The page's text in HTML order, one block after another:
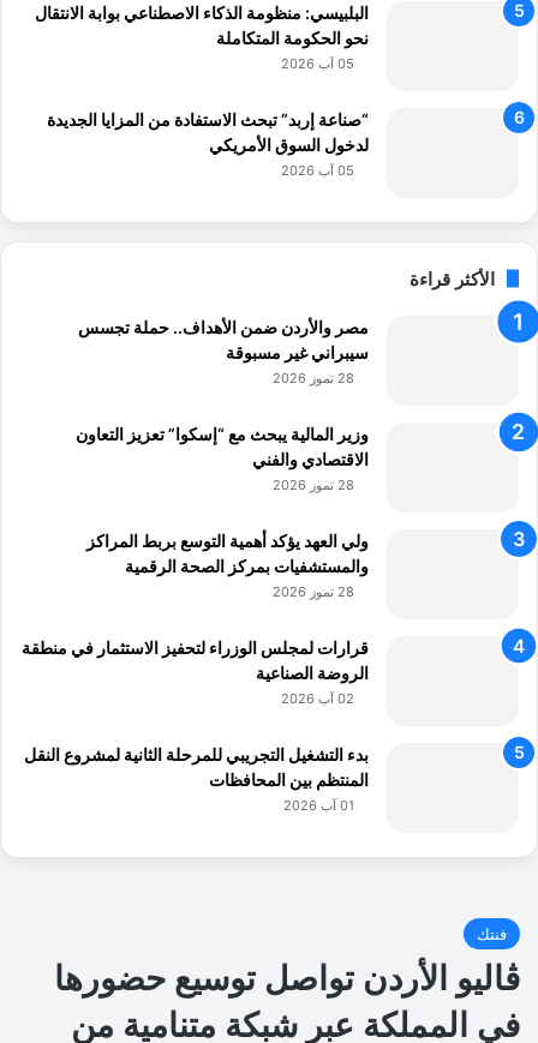
ي
"
البلبيسي: منظومة الذكاء الاصطناعي بوابة الانتقال
نحو الحكومة المتكاملة
05 آب 2026
“صناعة إربد” تبحث الاستفادة من المزايا الجديدة
لدخول السوق الأمريكي
05 آب 2026
الأكثر قراءة
مصر والأردن ضمن الأهداف.. حملة تجسس
سيبراني غير مسبوقة
28 تموز 2026
وزير المالية يبحث مع “إسكوا” تعزيز التعاون
الاقتصادي والفني
28 تموز 2026
ولي العهد يؤكد أهمية التوسع بربط المراكز
والمستشفيات بمركز الصحة الرقمية
28 تموز 2026
قرارات لمجلس الوزراء لتحفيز الاستثمار في منطقة
الروضة الصناعية
02 آب 2026
بدء التشغيل التجريبي للمرحلة الثانية لمشروع النقل
المنتظم بين المحافظات
01 آب 2026